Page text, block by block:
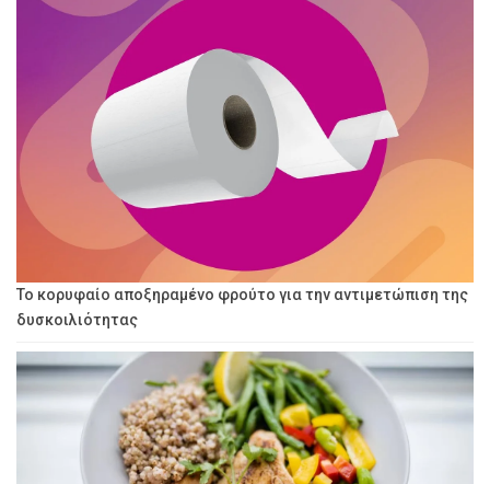
Το κορυφαίο αποξηραμένο φρούτο για την αντιμετώπιση της
δυσκοιλιότητας